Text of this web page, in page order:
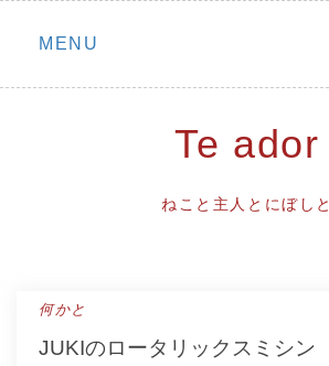
Skip
MENU
Te ador
ねこと主人とにぼしと
何かと
JUKIのロータリックスミシン